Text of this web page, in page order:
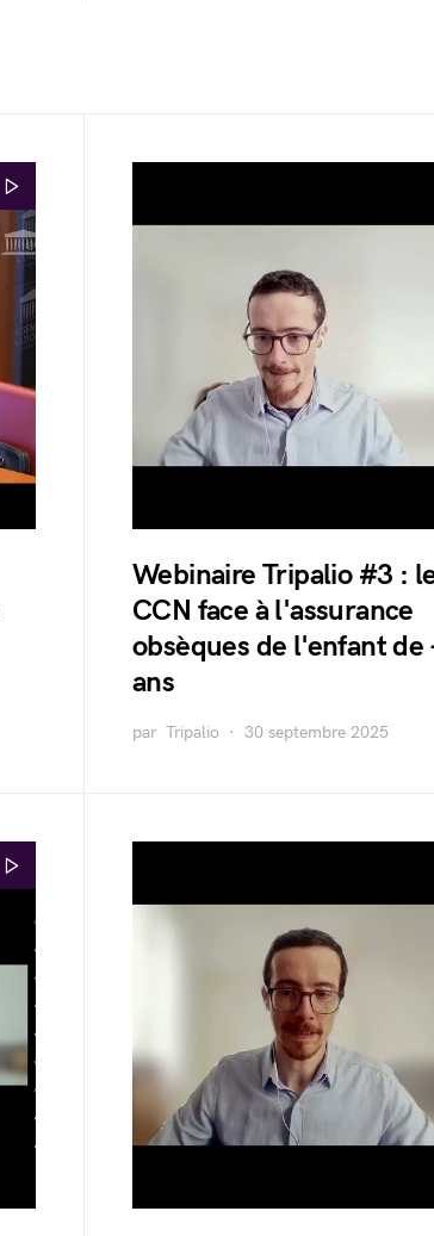
Webinaire Tripalio #3 :
CCN face à l'assurance
obsèques de l'enfant de
ans
par Tripalio 30 septembre 2025